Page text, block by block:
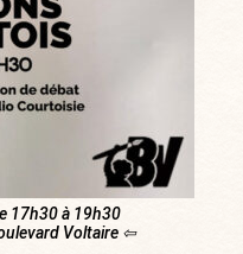
17h30 à 19h30
Voltaire ⇦